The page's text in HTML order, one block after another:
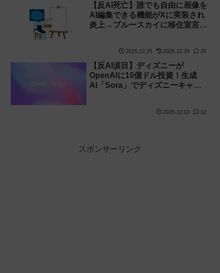
【反AI死亡】誰でも自由に画像を
AI編集できる機能がXに実装され
炎上→ブルースカイに移住宣言す
2025.12.25 2025.12.28 25
【反AI涙目】ディズニーが
OpenAIに10億ドル投資！生成
AI「Sora」でディズニーキャラ
2025.12.13 12
スポンサーリンク